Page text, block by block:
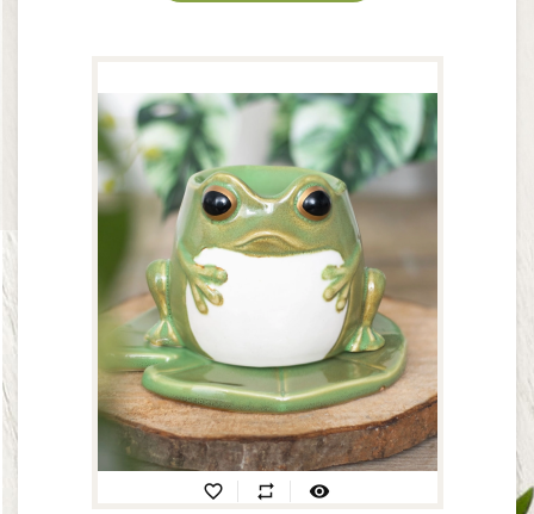
favorite_border repeat visibility